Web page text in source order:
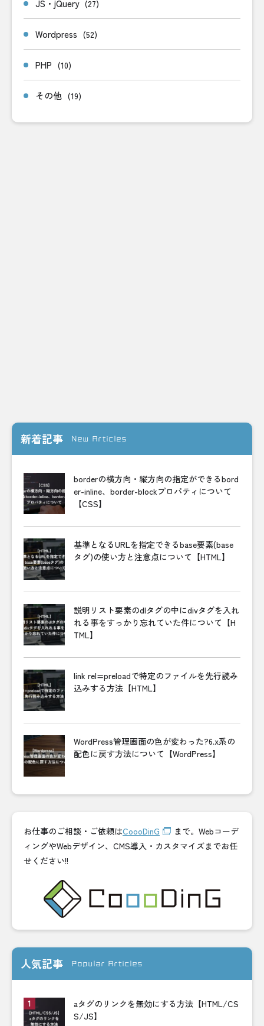
JS・jQuery (27)
Wordpress (52)
PHP (10)
その他 (19)
新着記事 New Articles
borderの横方向・縦方向の指定ができるbord
er-inline、border-blockプロパティについて
【CSS】
基準となるURLを指定できるbase要素(base
タグ)の使い方と注意点について【HTML】
説明リスト要素のdlタグの中にdivタグを入れ
れる事をすっかり忘れていた件について【H
TML】
link rel=preloadで特定のファイルを先行読み
込みする方法【HTML】
WordPress管理画面の色が変わった?6.x系の
配色に戻す方法について【WordPress】
お仕事のご相談・ご依頼はCoooDinG
まで。Webコーデ
ィングやWebデザイン、CMS導入・カスタマイズまでお任
せください!!
人気記事 Popular Articles
aタグのリンクを無効にする方法【HTML/CS
S/JS】